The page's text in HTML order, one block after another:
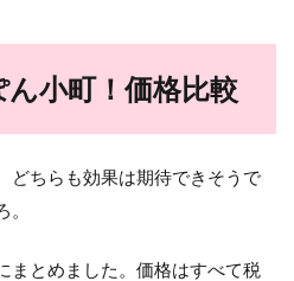
小町！価格比較
どちらも効果は期待できそうで
まとめました。価格はすべて税